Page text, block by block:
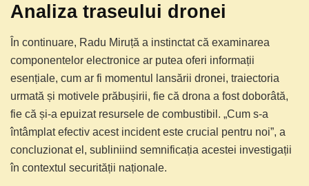
Analiza traseului dronei
În continuare, Radu Miruță a instinctat că examinarea
componentelor electronice ar putea oferi informații
esențiale, cum ar fi momentul lansării dronei, traiectoria
urmată și motivele prăbușirii, fie că drona a fost doborâtă,
fie că și-a epuizat resursele de combustibil. „Cum s-a
întâmplat efectiv acest incident este crucial pentru noi”, a
concluzionat el, subliniind semnificația acestei investigații
în contextul securității naționale.